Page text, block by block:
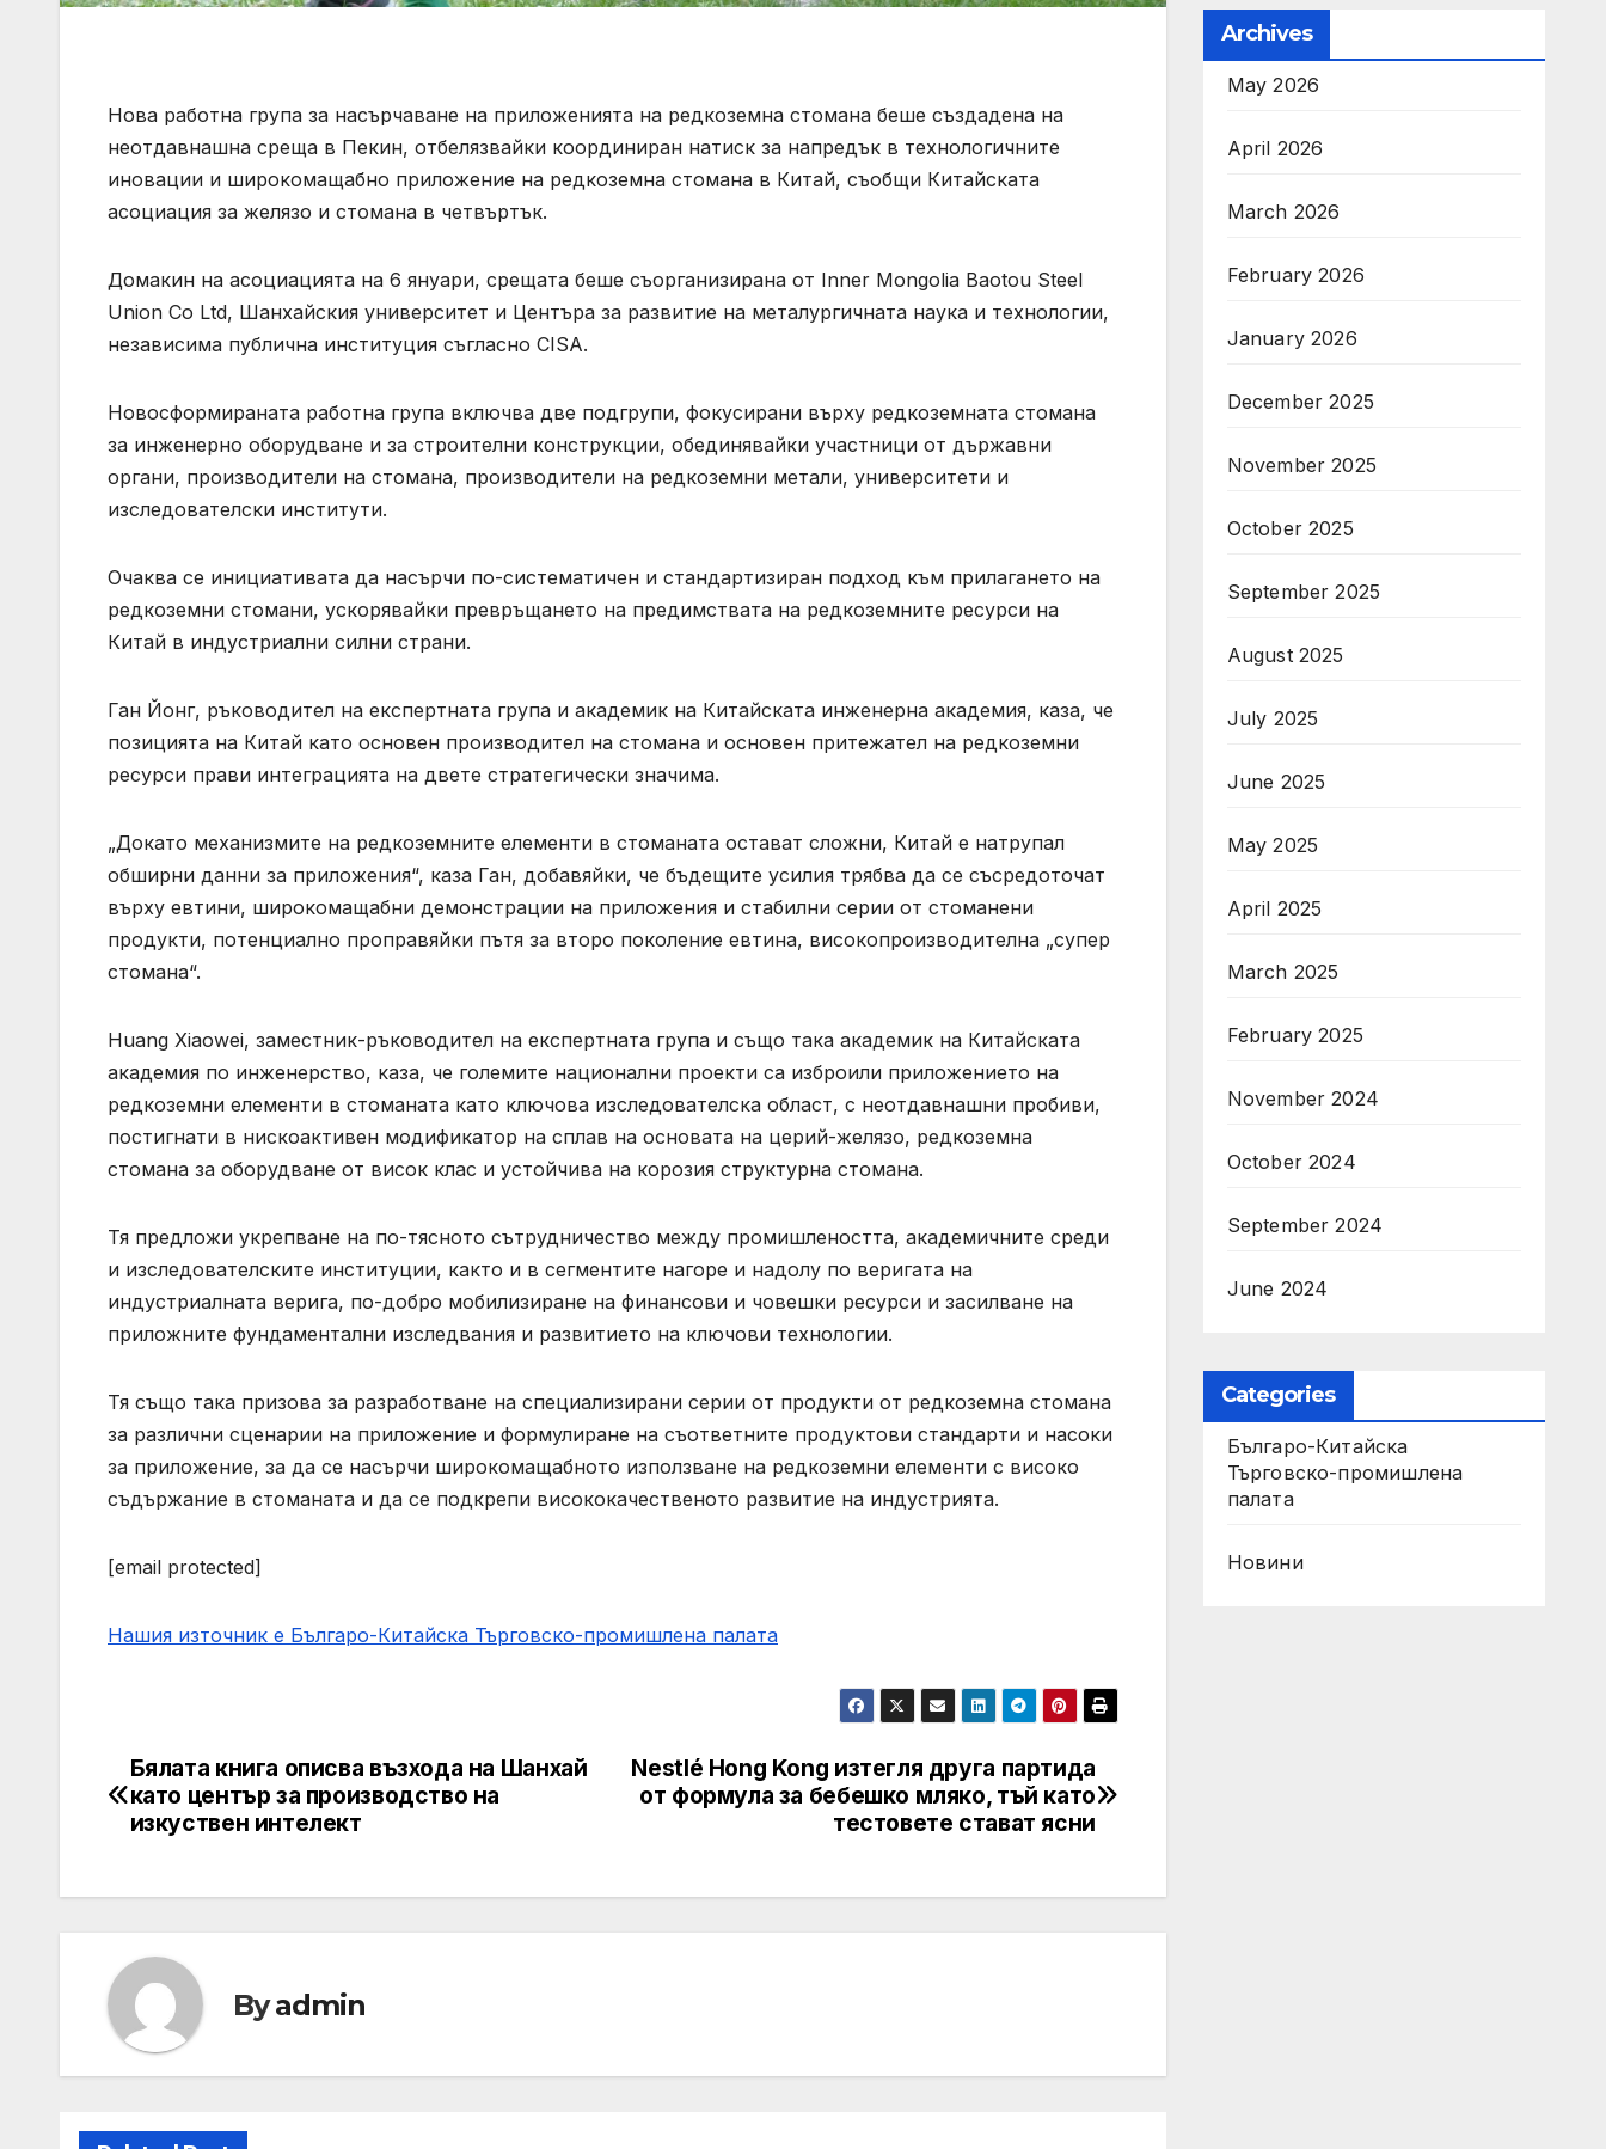
Нова работна група за насърчаване на приложенията на редкоземна стомана беше създадена на
неотдавнашна среща в Пекин, отбелязвайки координиран натиск за напредък в технологичните
иновации и широкомащабно приложение на редкоземна стомана в Китай, съобщи Китайската
асоциация за желязо и стомана в четвъртък.
Домакин на асоциацията на 6 януари, срещата беше съорганизирана от Inner Mongolia Baotou Steel
Union Co Ltd, Шанхайския университет и Центъра за развитие на металургичната наука и технологии,
независима публична институция съгласно CISA.
Новосформираната работна група включва две подгрупи, фокусирани върху редкоземната стомана
за инженерно оборудване и за строителни конструкции, обединявайки участници от държавни
органи, производители на стомана, производители на редкоземни метали, университети и
изследователски институти.
Очаква се инициативата да насърчи по-систематичен и стандартизиран подход към прилагането на
редкоземни стомани, ускорявайки превръщането на предимствата на редкоземните ресурси на
Китай в индустриални силни страни.
Ган Йонг, ръководител на експертната група и академик на Китайската инженерна академия, каза, че
позицията на Китай като основен производител на стомана и основен притежател на редкоземни
ресурси прави интеграцията на двете стратегически значима.
„Докато механизмите на редкоземните елементи в стоманата остават сложни, Китай е натрупал
обширни данни за приложения“, каза Ган, добавяйки, че бъдещите усилия трябва да се съсредоточат
върху евтини, широкомащабни демонстрации на приложения и стабилни серии от стоманени
продукти, потенциално проправяйки пътя за второ поколение евтина, високопроизводителна „супер
стомана“.
Huang Xiaowei, заместник-ръководител на експертната група и също така академик на Китайската
академия по инженерство, каза, че големите национални проекти са изброили приложението на
редкоземни елементи в стоманата като ключова изследователска област, с неотдавнашни пробиви,
постигнати в нискоактивен модификатор на сплав на основата на церий-желязо, редкоземна
стомана за оборудване от висок клас и устойчива на корозия структурна стомана.
Тя предложи укрепване на по-тясното сътрудничество между промишлеността, академичните среди
и изследователските институции, както и в сегментите нагоре и надолу по веригата на
индустриалната верига, по-добро мобилизиране на финансови и човешки ресурси и засилване на
приложните фундаментални изследвания и развитието на ключови технологии.
Тя също така призова за разработване на специализирани серии от продукти от редкоземна стомана
за различни сценарии на приложение и формулиране на съответните продуктови стандарти и насоки
за приложение, за да се насърчи широкомащабното използване на редкоземни елементи с високо
съдържание в стоманата и да се подкрепи висококачественото развитие на индустрията.
[email protected]
Нашия източник е Българо-Китайска Търговско-промишлена палaта
Post
navigation
Nestlé Hong Kong изтегля друга партида
от формула за бебешко мляко, тъй като
тестовете стават ясни
Бялата книга описва възхода на Шанхай
като център за производство на
изкуствен интелект
Byadmin
Archives
May 2026
April 2026
March 2026
February 2026
January 2026
December 2025
November 2025
October 2025
September 2025
August 2025
July 2025
June 2025
May 2025
April 2025
March 2025
February 2025
November 2024
October 2024
September 2024
June 2024
Categories
Българо-Китайска
Търговско-промишлена
палaта
Новини